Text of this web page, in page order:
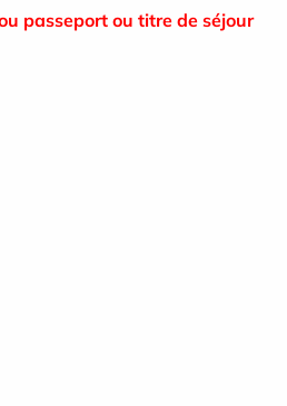
passeport ou titre de séjour